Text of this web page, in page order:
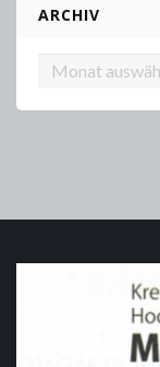
ARCHIV
Archiv